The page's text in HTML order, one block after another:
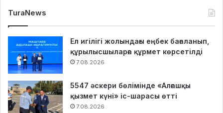
TuraNews
Ел игілігі жолындағы еңбек бағаланып,
құрылысшыларға құрмет көрсетілді
7.08.2026
5547 әскери бөлімінде «Алғашқы
қызмет күні» іс-шарасы өтті
7.08.2026